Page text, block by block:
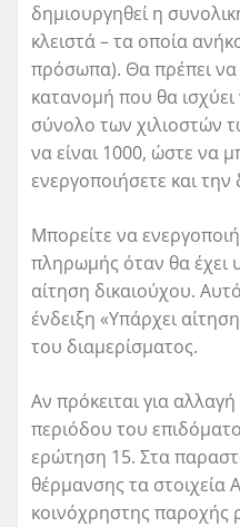
δημιουργηθεί η
κλειστά – τα οποία
πρόσωπα). Θα πρέπει
κατανομή που θα
σύνολο των χιλιοστών
να είναι 1000, ώστε να
ενεργοποιήσετε και
Μπορείτε να
πληρωμής όταν θα έχει
αίτηση δικαιούχου.
ένδειξη «Υπάρχει
του διαμερίσματος.
Αν πρόκειται για
περιόδου του
ερώτηση 15. Στα
θέρμανσης τα στοιχεία
κοινόχρηστης παροχής